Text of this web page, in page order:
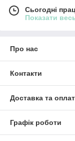
Сьогодні
Показати
Про нас
Контакти
Доставка та
Графік роботи